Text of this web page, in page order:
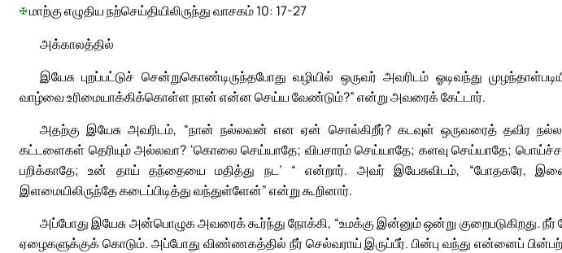
✠மாற்கு எழுதிய நற்செய்தியிலிருந்து வாசகம் 10: 17-27
அக்காலத்தில்
இயேசு புறப்பட்டுச் சென்றுகொண்டிருந்தபோது வழியில் ஒருவர் அவரிடம் ஓடிவந்து
வாழ்வை உரிமையாக்கிக்கொள்ள நான் என்ன செய்ய வேண்டும்?” என்று அவரைக் கேட்டார்.
அதற்கு இயேசு அவரிடம், “நான் நல்லவன் என ஏன் சொல்கிறீர்? கடவுள் ஒருவரைத் தவிர
கட்டளைகள் தெரியும் அல்லவா? ‘கொலை செய்யாதே; விபசாரம் செய்யாதே; களவு செய்யாதே;
பறிக்காதே; உன் தாய் தந்தையை மதித்து நட’ “ என்றார். அவர் இயேசுவிடம், “போதகரே,
இளமையிலிருந்தே கடைப்பிடித்து வந்துள்ளேன்” என்று கூறினார்.
அப்போது இயேசு அன்பொழுக அவரைக் கூர்ந்து நோக்கி, “உமக்கு இன்னும் ஒன்று குறைபடுகிறது.
ஏழைகளுக்குக் கொடும். அப்போது விண்ணகத்தில் நீர் செல்வராய் இருப்பீர். பின்பு வந்து என்னைப்